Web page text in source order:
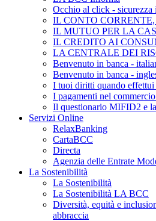
Occhio al click - sicurezza
IL CONTO CORRENTE,
IL MUTUO PER LA
IL CREDITO AI
LA CENTRALE DEI
Benvenuto in banca -
Benvenuto in banca -
I tuoi diritti quando effettui
I pagamenti nel
Il questionario MIFID2 e
Servizi Online
RelaxBanking
CartaBCC
Directa
Agenzia delle Entrate
La Sostenibilità
La Sostenibilità
La Sostenibilità LA BCC
Diversità, equità e
abbraccia